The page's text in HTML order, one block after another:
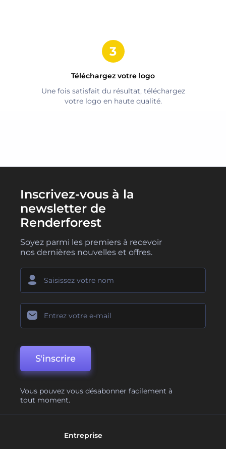
Téléchargez votre logo
Une fois satisfait du résultat, téléchargez
votre logo en haute qualité.
Inscrivez-vous à la
newsletter de
Renderforest
Soyez parmi les premiers à recevoir
nos dernières nouvelles et offres.
S'inscrire
Vous pouvez vous désabonner facilement à
tout moment.
Entreprise